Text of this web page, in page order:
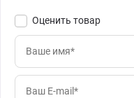
Оценить товар